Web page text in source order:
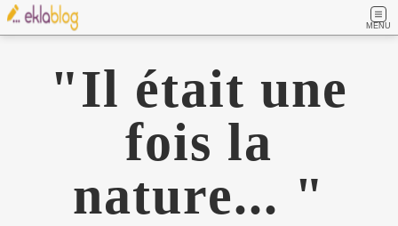
MENU
"Il était une
fois la
nature... "